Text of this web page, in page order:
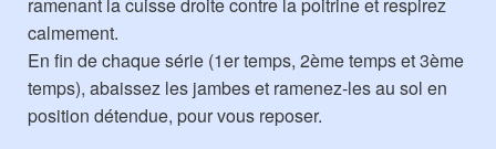
ramenant la cuisse droite contre la poitrine et respirez
calmement.
En fin de chaque série (1er temps, 2ème temps et 3ème
temps), abaissez les jambes et ramenez-les au sol en
position détendue, pour vous reposer.